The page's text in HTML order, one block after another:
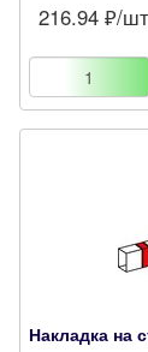
216.94 ₽/шт
Накладка на